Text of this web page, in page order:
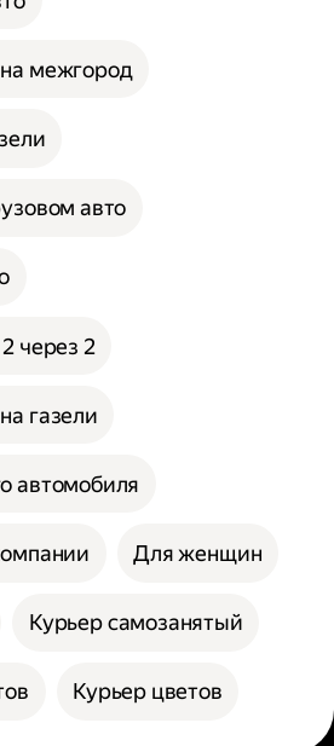
межгород
авто
через 2
газели
автомобиля
Для женщин
Курьер самозанятый
Курьер цветов